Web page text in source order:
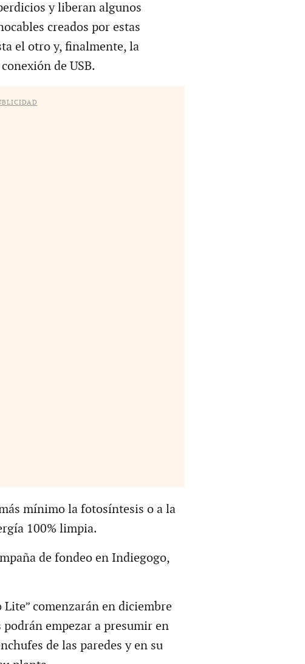
y liberan algunos
creados por estas
el otro y, finalmente, la
de USB.
mínimo la fotosíntesis o a la
100% limpia.
de fondeo en Indiegogo,
comenzarán en diciembre
podrán empezar a presumir en
de las paredes y en su